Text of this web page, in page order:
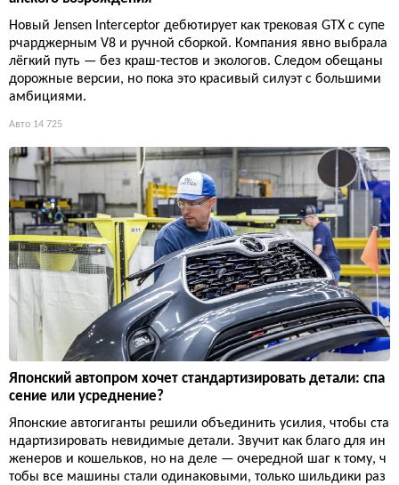
Новый Jensen Interceptor дебютирует как трековая GTX с супе
рчарджерным V8 и ручной сборкой. Компания явно выбрала
лёгкий путь — без краш-тестов и экологов. Следом обещаны
дорожные версии, но пока это красивый силуэт с большими
амбициями.
Авто 14 725
Японский автопром хочет стандартизировать детали: спа
сение или усреднение?
Японские автогиганты решили объединить усилия, чтобы ста
ндартизировать невидимые детали. Звучит как благо для ин
женеров и кошельков, но на деле — очередной шаг к тому, ч
тобы все машины стали одинаковыми, только шильдики раз